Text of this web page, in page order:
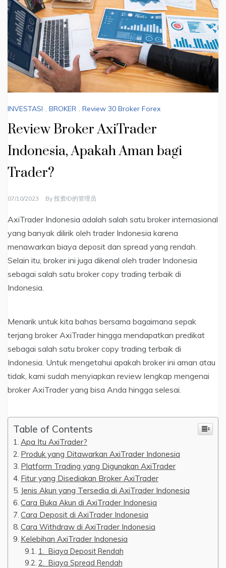
INVESTASI , BROKER , Review 30 Broker Forex
Review Broker AxiTrader
Indonesia, Apakah Aman bagi
Trader?
07/10/2023 By 投资ID的管理员
AxiTrader Indonesia adalah salah satu broker internasional
yang banyak dilirik oleh trader Indonesia karena
menawarkan biaya deposit dan spread yang rendah.
Selain itu, broker ini juga dikenal oleh trader Indonesia
sebagai salah satu broker copy trading terbaik di
Indonesia.
Menarik untuk kita bahas bersama bagaimana sepak
terjang broker AxiTrader hingga mendapatkan predikat
sebagai salah satu broker copy trading terbaik di
Indonesia. Untuk mengetahui apakah broker ini aman atau
tidak, kami sudah menyiapkan review lengkap mengenai
broker AxiTrader yang bisa Anda hingga selesai.
Table of Contents
Apa Itu AxiTrader?
Produk yang Ditawarkan AxiTrader Indonesia
Platform Trading yang Digunakan AxiTrader
Fitur yang Disediakan Broker AxiTrader
Jenis Akun yang Tersedia di AxiTrader Indonesia
Cara Buka Akun di AxiTrader Indonesia
Cara Deposit di AxiTrader Indonesia
Cara Withdraw di AxiTrader Indonesia
Kelebihan AxiTrader Indonesia
1. Biaya Deposit Rendah
2. Biaya Spread Rendah